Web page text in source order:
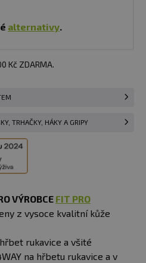
alternativy.
Kč ZDARMA.
TRHAČKY, HÁKY A GRIPY
VÝROBCE FIT PRO
z vysoce kvalitní kůže
rukavice a všité
na hřbetu rukavice a v